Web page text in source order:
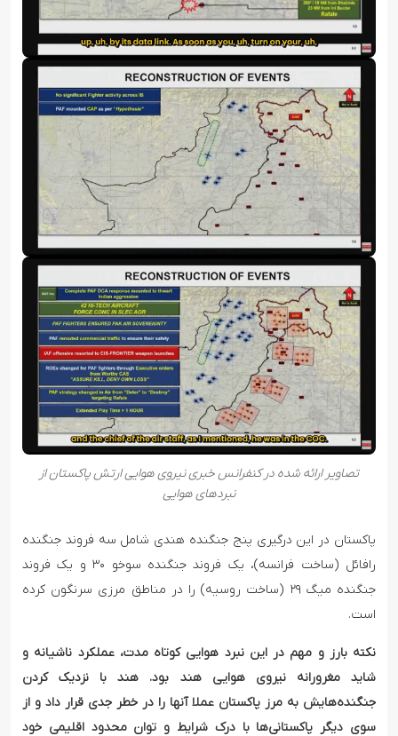
تصاویر ارائه شده در کنفرانس خبری نیروی هوایی ارتش پاکستان از
نبردهای هوایی
پاکستان در این درگیری پنج جنگنده هندی شامل سه فروند جنگنده
رافائل (ساخت فرانسه)، یک فروند جنگنده سوخو ۳۰ و یک فروند
جنگنده میگ ۲۹ (ساخت روسیه) را در مناطق مرزی سرنگون کرده
است.
نکته بارز و مهم در این نبرد هوایی کوتاه مدت، عملکرد ناشیانه و
شاید مغرورانه نیروی هوایی هند بود. هند با نزدیک کردن
جنگنده‌هایش به مرز پاکستان عملا آنها را در خطر جدی قرار داد و از
سوی دیگر پاکستانی‌ها با درک شرایط و توان محدود اقلیمی خود